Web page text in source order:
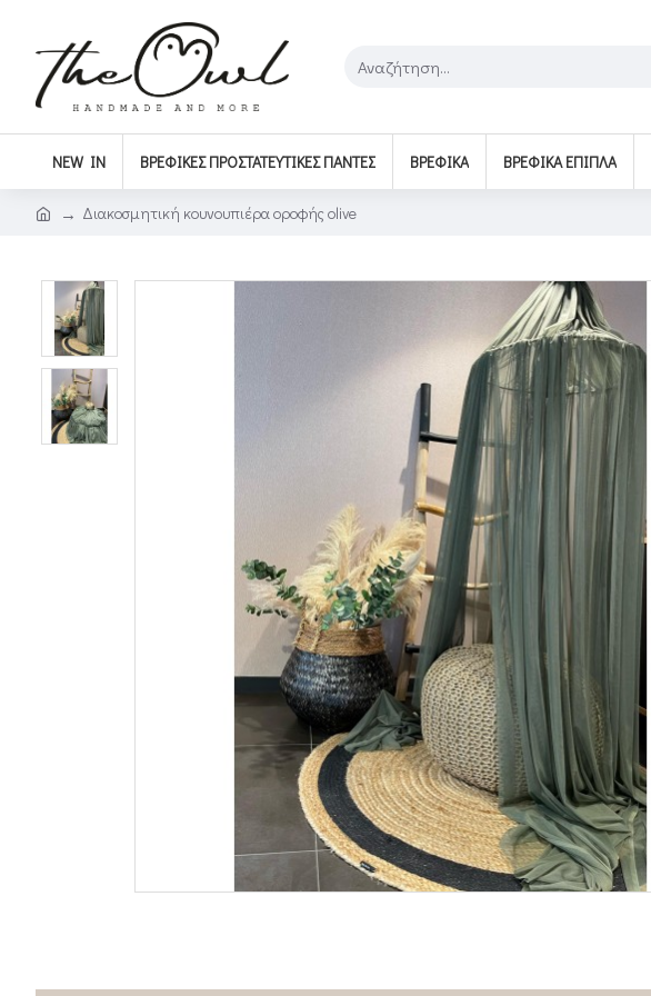
NEW IN ΒΡΕΦΙΚΈΣ ΠΡΟΣΤΑΤΕΥΤΙΚΈΣ ΠΆΝΤΕΣ ΒΡΕΦΙΚΆ BΡΕΦΙΚΆ ΈΠΙΠΛΑ
Διακοσμητική κουνουπιέρα οροφής olive